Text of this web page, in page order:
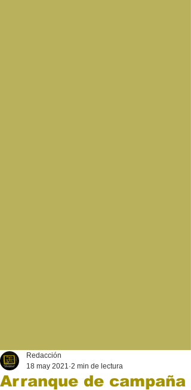
Arranque de campaña
Redacción
18 may 2021 2 min de lectura